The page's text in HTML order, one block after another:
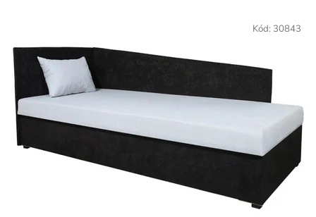
Kód: 30843